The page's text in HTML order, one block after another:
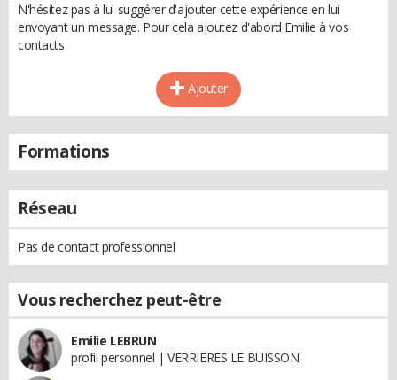
N'hésitez pas à lui suggérer d'ajouter cette expérience en lui
envoyant un message. Pour cela ajoutez d'abord Emilie à vos
contacts.
Ajouter
Formations
Réseau
Pas de contact professionnel
Vous recherchez peut-être
Emilie LEBRUN
profil personnel | VERRIERES LE BUISSON